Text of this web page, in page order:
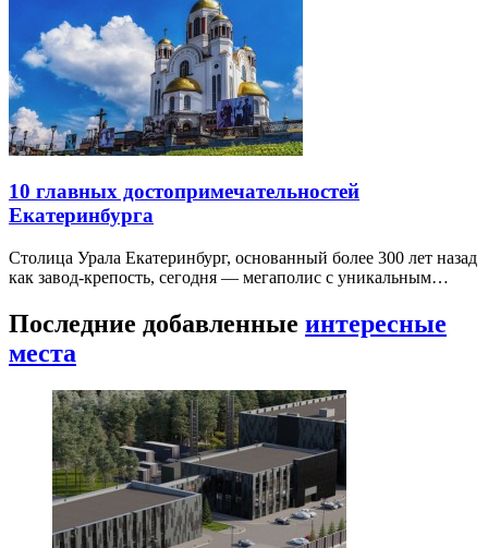
10 главных достопримечательностей
Екатеринбурга
Столица Урала Екатеринбург, основанный более 300 лет назад
как завод-крепость, сегодня — мегаполис с уникальным…
Последние добавленные интересные
места